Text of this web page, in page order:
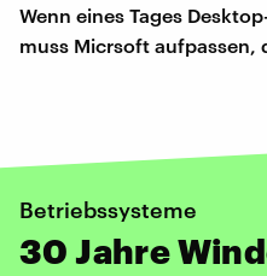
Wenn eines Tages
muss Micrsoft aufpassen,
Betriebssysteme
30 Jahre